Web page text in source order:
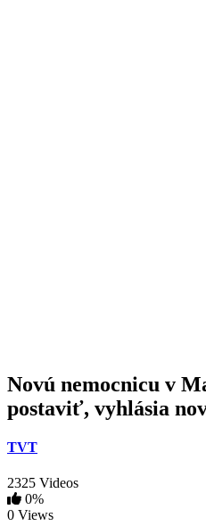
Novú nemocnicu v
postaviť, vyhlásia
TVT
2325 Videos
0%
0 Views